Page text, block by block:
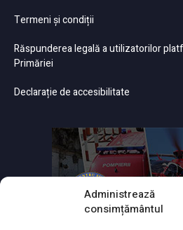
Administrează
consimțământul
Termeni și condiții
Răspunderea legală a utilizatorilor
Primăriei
Declarație de accesibilitate